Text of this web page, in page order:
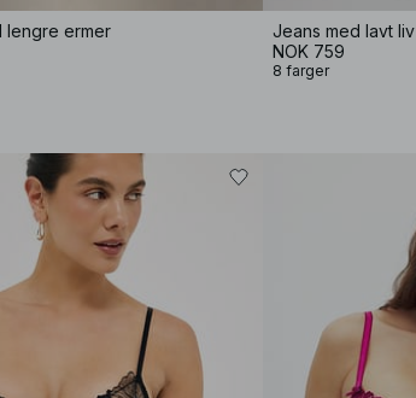
lengre ermer
Jeans med lavt liv
NOK 759
8 farger